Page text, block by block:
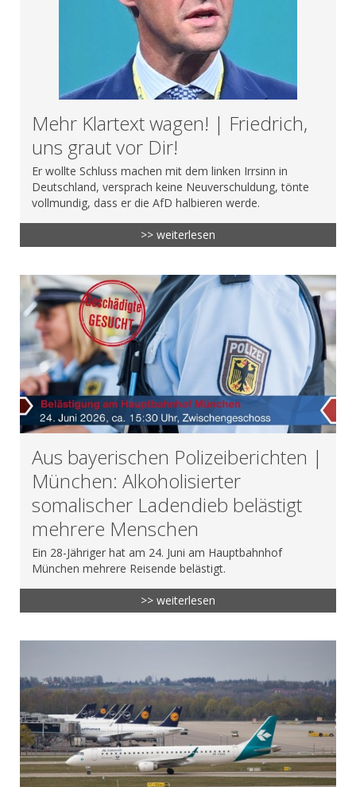
Mehr Klartext wagen! | Friedrich,
uns graut vor Dir!
Er wollte Schluss machen mit dem linken Irrsinn in
Deutschland, versprach keine Neuverschuldung, tönte
vollmundig, dass er die AfD halbieren werde.
>> weiterlesen
Aus bayerischen Polizeiberichten |
München: Alkoholisierter
somalischer Ladendieb belästigt
mehrere Menschen
Ein 28-Jähriger hat am 24. Juni am Hauptbahnhof
München mehrere Reisende belästigt.
>> weiterlesen